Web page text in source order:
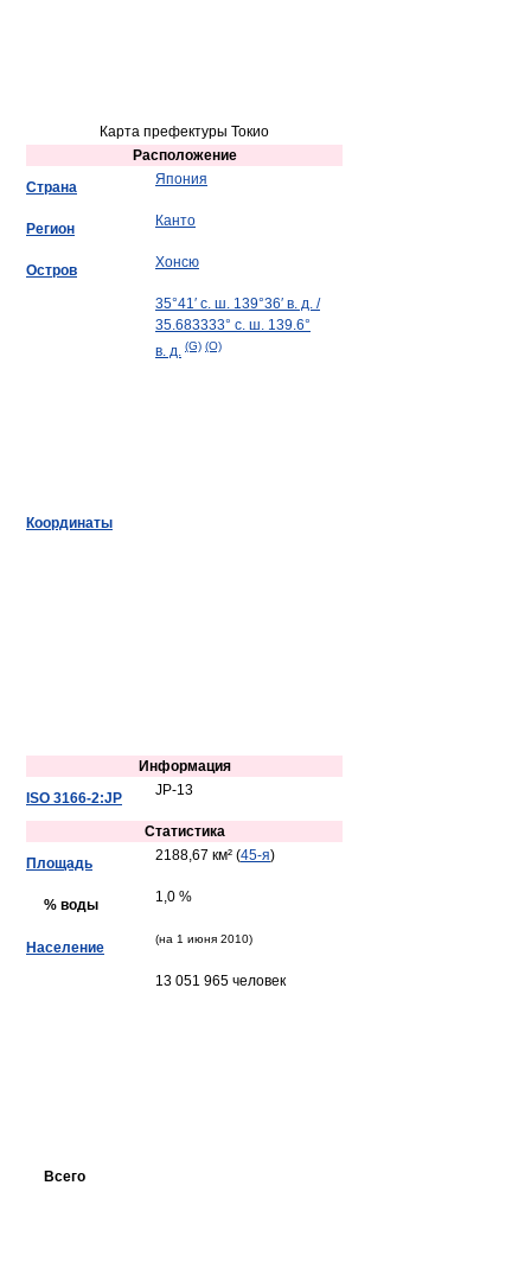
Карта префектуры Токио
Расположение
Страна
Япония
Регион Канто
Остров Хонсю
Координаты
35°41′ с. ш. 139°36′ в. д. /
35.683333° с. ш. 139.6°
в. д. (G) (O)
Информация
ISO 3166-2:JP
JP-13
Статистика
Площадь
2188,67 км² (45-я)
% воды 1,0 %
Население
(на 1 июня 2010)
Всего
13 051 965 человек